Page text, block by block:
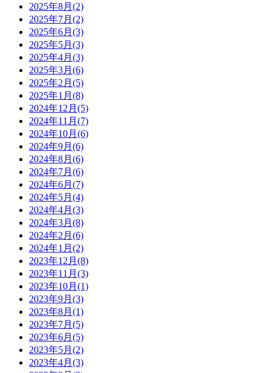
2025年8月(2)
2025年7月(2)
2025年6月(3)
2025年5月(3)
2025年4月(3)
2025年3月(6)
2025年2月(5)
2025年1月(8)
2024年12月(5)
2024年11月(7)
2024年10月(6)
2024年9月(6)
2024年8月(6)
2024年7月(6)
2024年6月(7)
2024年5月(4)
2024年4月(3)
2024年3月(8)
2024年2月(6)
2024年1月(2)
2023年12月(8)
2023年11月(3)
2023年10月(1)
2023年9月(3)
2023年8月(1)
2023年7月(5)
2023年6月(5)
2023年5月(2)
2023年4月(3)